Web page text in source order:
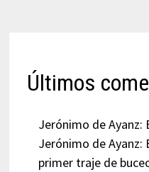
Últimos
Jerónimo de Ayanz:
Jerónimo de Ayanz:
primer traje de